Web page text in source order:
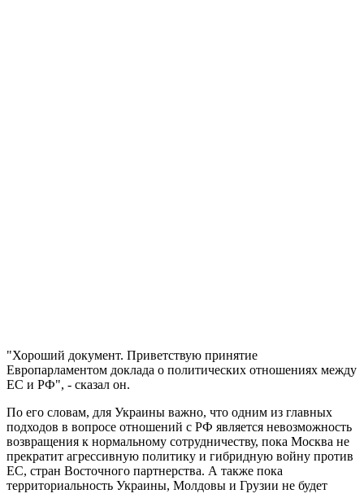
"Хороший документ. Приветствую принятие
Европарламентом доклада о политических отношениях между
ЕС и РФ", - сказал он.
По его словам, для Украины важно, что одним из главных
подходов в вопросе отношений с РФ является невозможность
возвращения к нормальному сотрудничеству, пока Москва не
прекратит агрессивную политику и гибридную войну против
ЕС, стран Восточного партнерства. А также пока
территориальность Украины, Молдовы и Грузии не будет